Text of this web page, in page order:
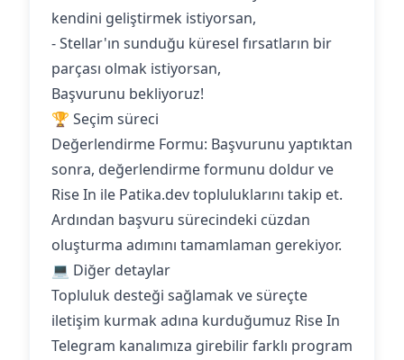
kendini geliştirmek istiyorsan,
- Stellar'ın sunduğu küresel fırsatların bir
parçası olmak istiyorsan,
Başvurunu bekliyoruz!
🏆 Seçim süreci
Değerlendirme Formu: Başvurunu yaptıktan
sonra, değerlendirme formunu doldur ve
Rise In ile Patika.dev topluluklarını takip et.
Ardından başvuru sürecindeki cüzdan
oluşturma adımını tamamlaman gerekiyor.
💻 Diğer detaylar
Topluluk desteği sağlamak ve süreçte
iletişim kurmak adına kurduğumuz Rise In
Telegram kanalımıza girebilir farklı program